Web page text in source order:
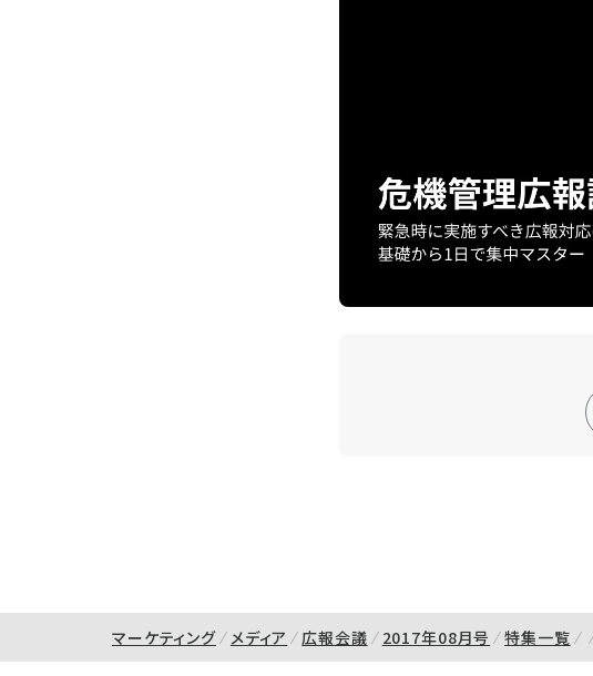
マーケティング メディア 広報会議 2017年08月号 特集一覧